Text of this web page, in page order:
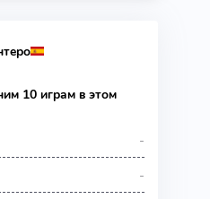
10 играм в этом
-
-